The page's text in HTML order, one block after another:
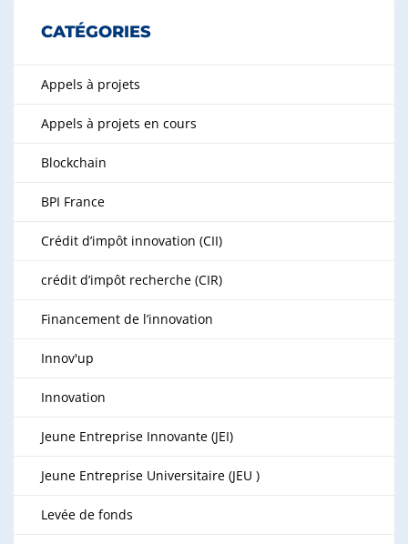
CATÉGORIES
Appels à projets
Appels à projets en cours
Blockchain
BPI France
Crédit d’impôt innovation (CII)
crédit d’impôt recherche (CIR)
Financement de l’innovation
Innov'up
Innovation
Jeune Entreprise Innovante (JEI)
Jeune Entreprise Universitaire (JEU )
Levée de fonds